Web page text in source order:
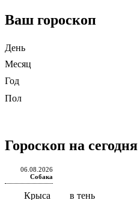
Ваш гороскоп
День
Месяц
Год
Пол
Гороскоп на сегодня
06.08.2026
Собака
Крыса в тень